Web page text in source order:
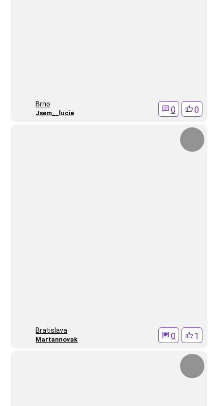
Brno
Jsem__lucie 0 0
Bratislava
Martannovak 0 1